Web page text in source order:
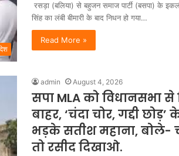
रसड़ा (बलिया) से बहुजन समाज पार्टी (बसपा) के
सिंह का लंबी बीमारी के बाद निधन हो गया…
Read More »
admin August 4, 2026
सपा MLA को विधानसभा से
बाहर, ‘चंदा चोर, गद्दी छोड़’
भड़के सतीश महाना, बोले-
तो रसीद दिखाओ.